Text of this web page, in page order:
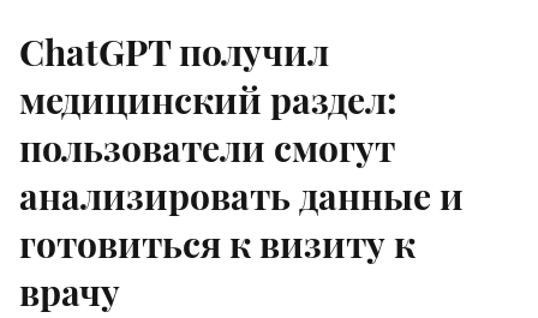
ChatGPT получил
медицинский раздел:
пользователи смогут
анализировать данные и
готовиться к визиту к
врачу